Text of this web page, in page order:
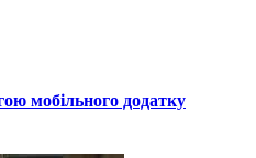
мобільного додатку